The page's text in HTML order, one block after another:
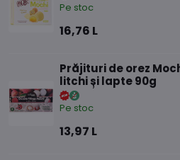
Pe stoc
16,76 L
Prăjituri de orez
litchi și lapte 90g
Pe stoc
13,97 L